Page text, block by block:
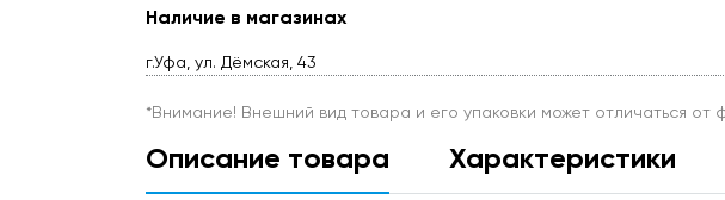
Наличие в магазинах
г.Уфа, ул. Дёмская, 43
*Внимание! Внешний вид товара и его упаковки может отличаться от
Описание товара Характеристики